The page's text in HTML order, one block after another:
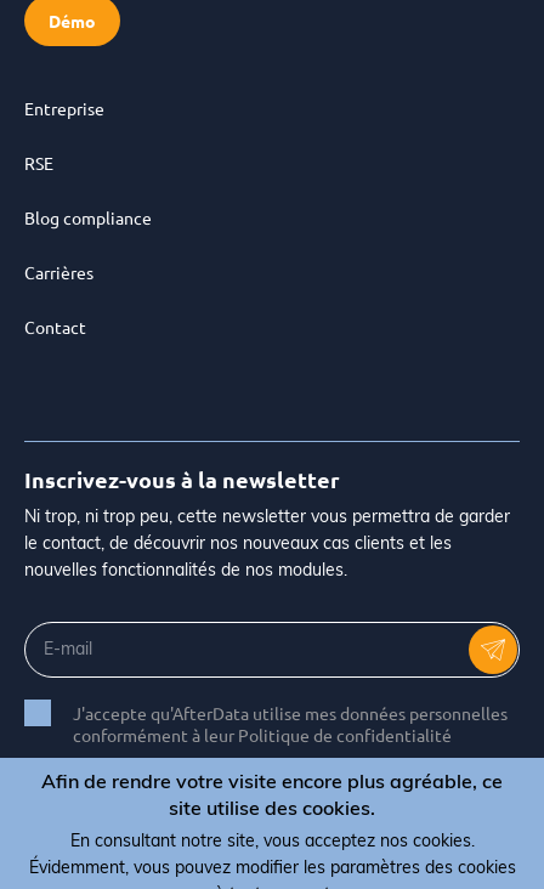
Démo
Entreprise
RSE
Blog compliance
Carrières
Contact
Inscrivez-vous à la newsletter
Ni trop, ni trop peu, cette newsletter vous permettra de garder
le contact, de découvrir nos nouveaux cas clients et les
nouvelles fonctionnalités de nos modules.
J'accepte qu'AfterData utilise mes données personnelles
conformément à leur Politique de confidentialité
© Copyright 2026 AfterData - All rights reserved
Afin de rendre votre visite encore plus agréable, ce
site utilise des cookies.
En consultant notre site, vous acceptez nos cookies.
Évidemment, vous pouvez modifier les paramètres des cookies